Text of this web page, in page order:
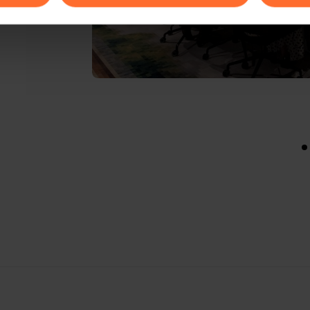
Charte d’usage des cookies